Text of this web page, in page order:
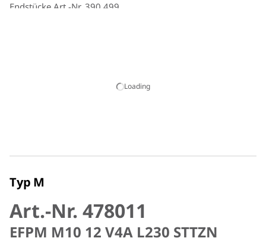
Loading
Endstücke Art.-Nr. 390 499
druckgeprüftem O-Ring abgedichtet (Prüfdruck 0,5 bar)
Typ M
Art.-Nr. 478011
EFPM M10 12 V4A L230 STTZN